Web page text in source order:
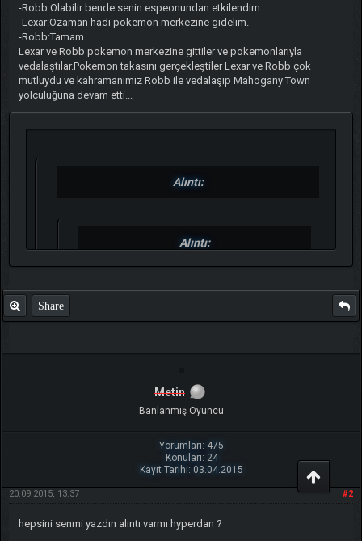
-Robb:Olabilir bende senin espeonundan etkilendim.
-Lexar:Ozaman hadi pokemon merkezine gidelim.
-Robb:Tamam.
Lexar ve Robb pokemon merkezine gittiler ve pokemonlarıyla
vedalaştılar.Pokemon takasını gerçekleştiler Lexar ve Robb çok
mutluydu ve kahramanımız Robb ile vedalaşıp Mahogany Town
yolculuğuna devam etti...
Alıntı:
Alıntı:
Share
Metin
Banlanmış Oyuncu
Yorumları: 475
Konuları: 24
Kayıt Tarihi: 03.04.2015
#2
20.09.2015, 13:37
hepsini senmi yazdın alıntı varmı hyperdan ?